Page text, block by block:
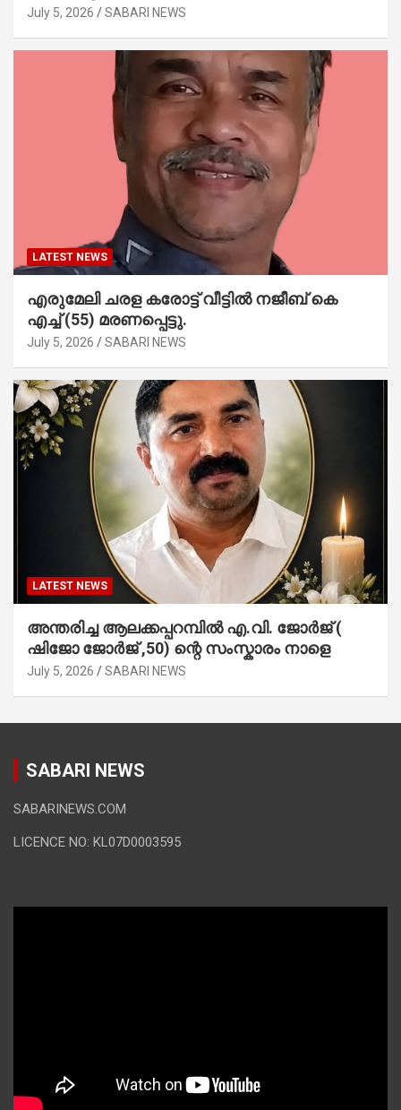
July 5, 2026 SABARI NEWS
LATEST NEWS
എരുമേലി ചരള കരോട്ട് വീട്ടിൽ നജീബ് കെ
എച്ച് (55) മരണപ്പെട്ടു.
July 5, 2026 SABARI NEWS
LATEST NEWS
അന്തരിച്ച ആ​ല​ക്ക​പ്പ​റമ്പിൽ​ എ.​വി. ജോ​ർ​ജ് (
ഷിജോ ജോർജ് ,50) ന്റെ സംസ്കാരം നാളെ
July 5, 2026 SABARI NEWS
SABARI NEWS
SABARINEWS.COM
LICENCE NO: KL07D0003595